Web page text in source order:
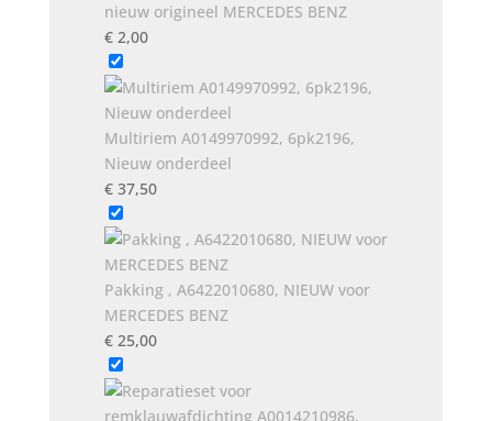
nieuw origineel MERCEDES BENZ
€2,00
Multiriem A0149970992, 6pk2196,
Nieuw onderdeel
€37,50
Pakking , A6422010680, NIEUW voor
MERCEDES BENZ
€25,00